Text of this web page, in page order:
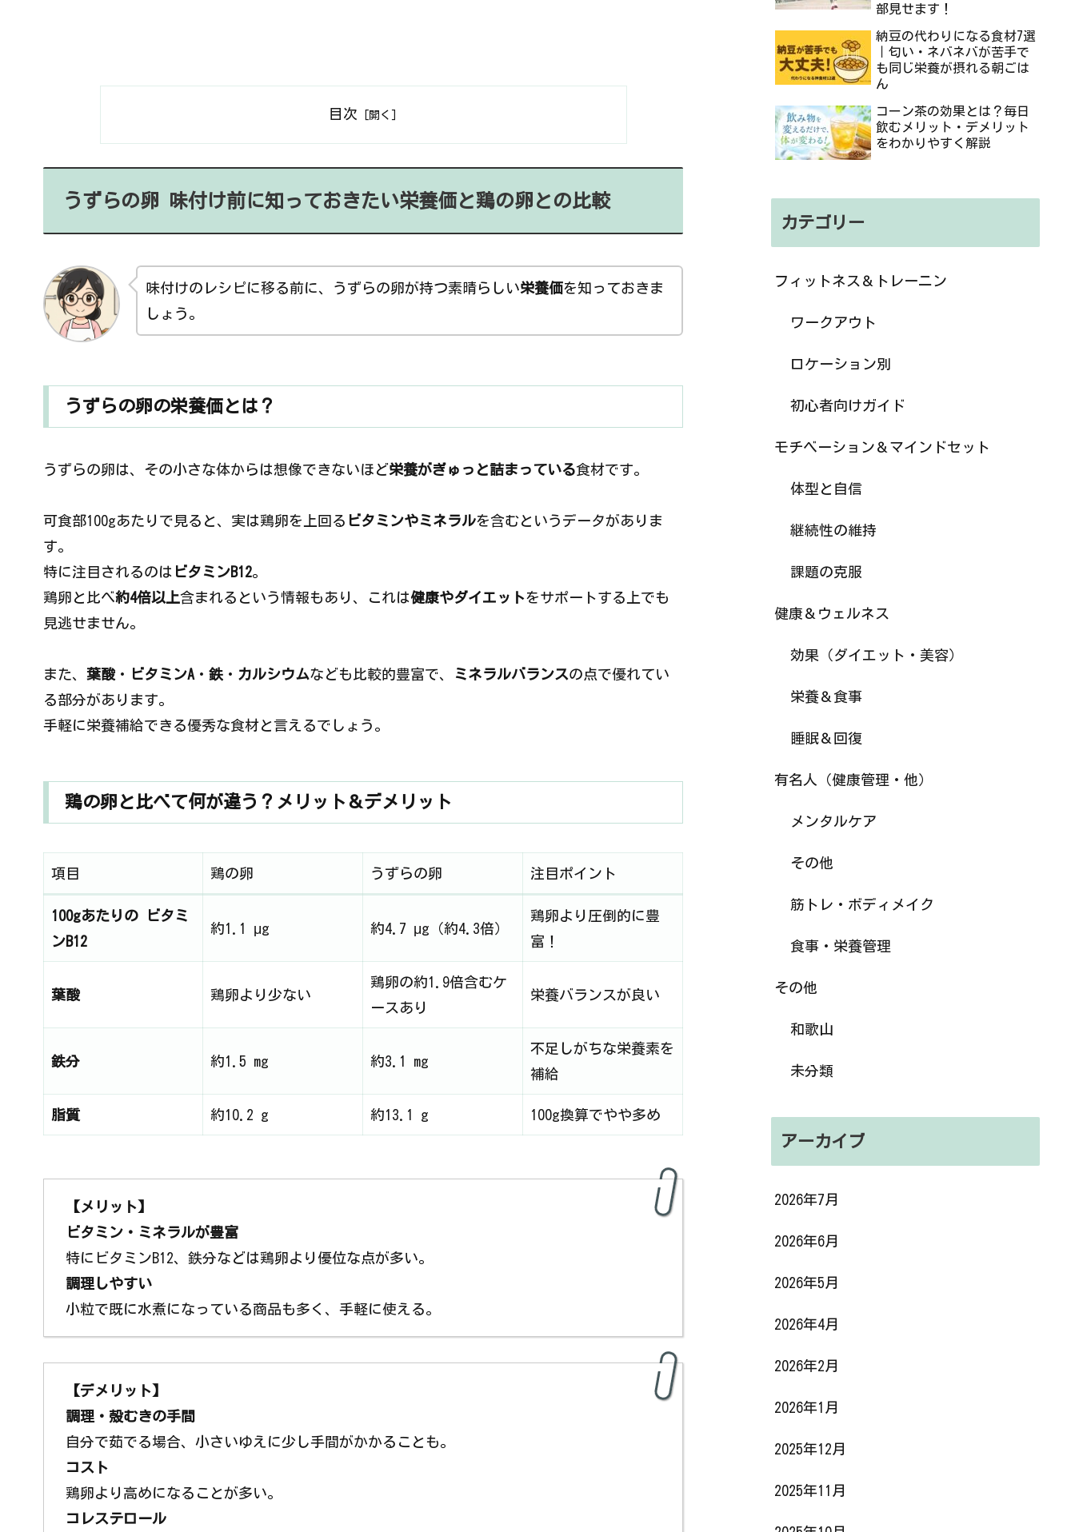
目次
うずらの卵 味付け前に知っておきたい栄養価と鶏の卵との比較
味付けのレシピに移る前に、うずらの卵が持つ素晴らしい栄養価を知っておきま
しょう。
うずらの卵の栄養価とは？
うずらの卵は、その小さな体からは想像できないほど栄養がぎゅっと詰まっている食材です。
可食部100gあたりで見ると、実は鶏卵を上回る ビタミンやミネラルを含むというデータがありま
す。
特に注目されるのは ビタミンB12。
鶏卵と比べ約4倍以上含まれるという情報もあり、これは健康やダイエットをサポートする上でも
見逃せません。
また、 葉酸・ ビタミンA ・ 鉄 ・ カルシウムなども比較的豊富で、 ミネラルバランスの点で優れてい
る部分があります。
手軽に栄養補給できる優秀な食材と言えるでしょう。
鶏の卵と比べて何が違う？メリット＆デメリット
項目 鶏の卵 うずらの卵 注目ポイント
100gあたりの ビタミ
ンB12
約1.1 μg 約4.7 μg（約4.3倍）
鶏卵より圧倒的に豊
富！
葉酸 鶏卵より少ない
鶏卵の約1.9倍含むケ
ースあり
栄養バランスが良い
鉄分 約1.5 mg 約3.1 mg
不足しがちな栄養素を
補給
脂質 約10.2 g 約13.1 g 100g換算でやや多め
【メリット】
ビタミン・ミネラルが豊富
特にビタミンB12、鉄分などは鶏卵より優位な点が多い。
調理しやすい
小粒で既に水煮になっている商品も多く、手軽に使える。
【デメリット】
調理・殻むきの手間
自分で茹でる場合、小さいゆえに少し手間がかかることも。
コスト
鶏卵より高めになることが多い。
コレステロール
部見せます！
納豆の代わりになる食材7選
｜匂い・ネバネバが苦手で
も同じ栄養が摂れる朝ごは
ん
コーン茶の効果とは？毎日
飲むメリット・デメリット
をわかりやすく解説
カテゴリー
フィットネス＆トレーニン
ワークアウト
ロケーション別
初心者向けガイド
モチベーション＆マインドセット
体型と自信
継続性の維持
課題の克服
健康＆ウェルネス
効果（ダイエット・美容）
栄養＆食事
睡眠＆回復
有名人（健康管理・他）
メンタルケア
その他
筋トレ・ボディメイク
食事・栄養管理
その他
和歌山
未分類
アーカイブ
2026年7月
2026年6月
2026年5月
2026年4月
2026年2月
2026年1月
2025年12月
2025年11月